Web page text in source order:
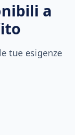
a
tue esigenze